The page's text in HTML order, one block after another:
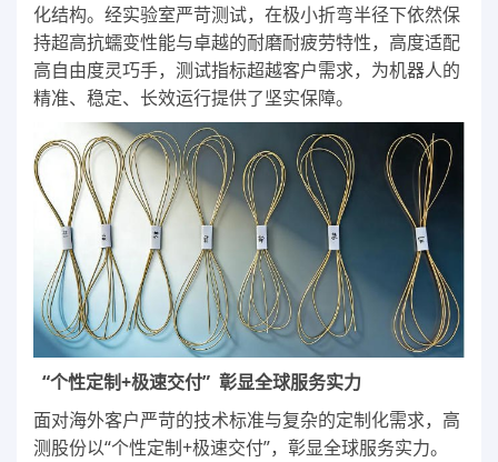
化结构。经实验室严苛测试，在极小折弯半径下依然保
持超高抗蠕变性能与卓越的耐磨耐疲劳特性，高度适配
高自由度灵巧手，测试指标超越客户需求，为机器人的
精准、稳定、长效运行提供了坚实保障。
“个性定制+极速交付” 彰显全球服务实力
面对海外客户严苛的技术标准与复杂的定制化需求，高
测股份以“个性定制+极速交付”，彰显全球服务实力。